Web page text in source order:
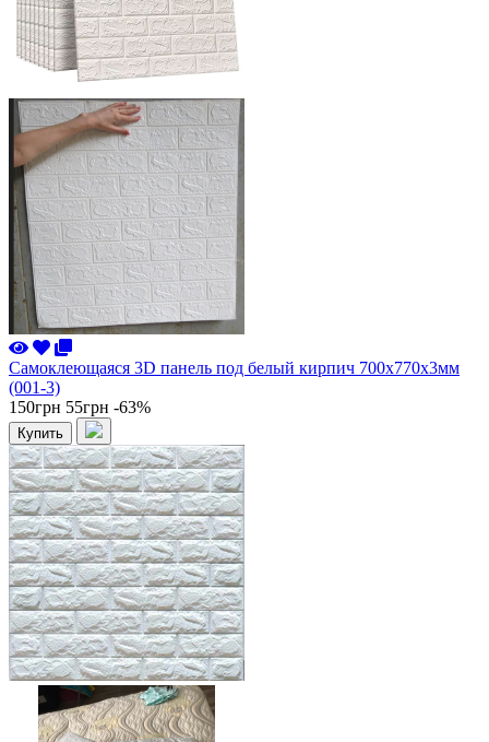
Самоклеющаяся 3D панель под белый кирпич 700x770x3мм
(001-3)
150грн 55грн -63%
Купить